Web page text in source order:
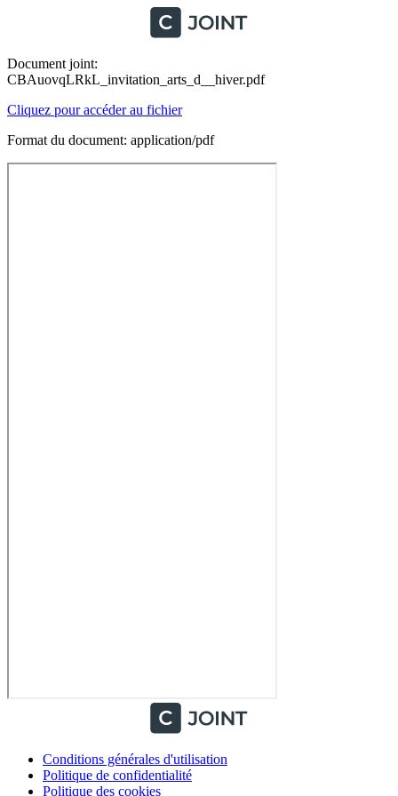
Document joint:
CBAuovqLRkL_invitation_arts_d__hiver.pdf
Cliquez pour accéder au fichier
Format du document: application/pdf
Conditions générales d'utilisation
Politique de confidentialité
Politique des cookies